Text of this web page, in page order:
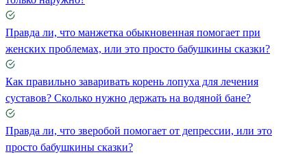
Правда ли, что манжетка обыкновенная помогает при
женских проблемах, или это просто бабушкины сказки?
Как правильно заваривать корень лопуха для лечения
суставов? Сколько нужно держать на водяной бане?
Правда ли, что зверобой помогает от депрессии, или это
просто бабушкины сказки?